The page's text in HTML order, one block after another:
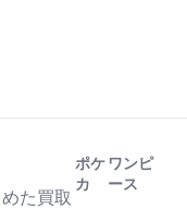
た買取
ポケ
カ
ワンピ
ース